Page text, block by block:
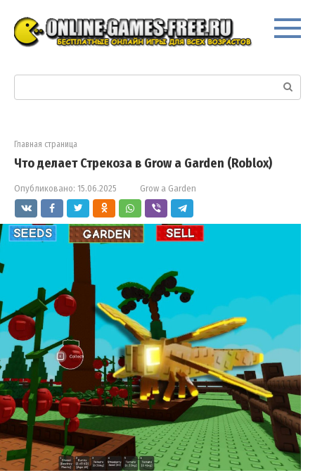
контенту
Поиск:
Главная страница
Что делает Стрекоза в Grow a Garden (Roblox)
Опубликовано: 15.06.2025 Grow a Garden